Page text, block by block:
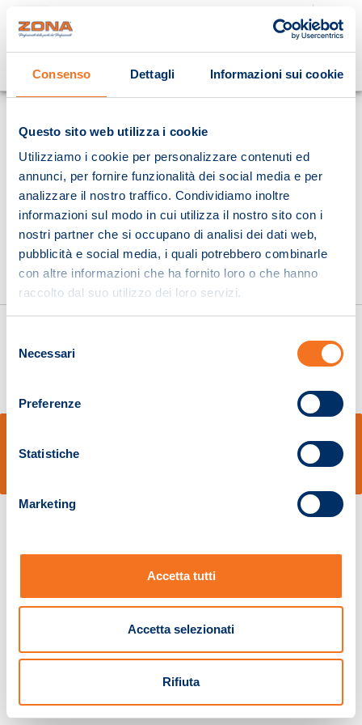
Consenso Dettagli Informazioni sui cookie
Questo sito web utilizza i cookie
Utilizziamo i cookie per personalizzare contenuti ed
annunci, per fornire funzionalità dei social media e per
analizzare il nostro traffico. Condividiamo inoltre
informazioni sul modo in cui utilizza il nostro sito con i
nostri partner che si occupano di analisi dei dati web,
pubblicità e social media, i quali potrebbero combinarle
con altre informazioni che ha fornito loro o che hanno
raccolto dal suo utilizzo dei loro servizi.
delNecessari
Preferenze
Statistiche
Marketing
Accetta tutti
Accetta selezionati
Rifiuta
Cosa stai cercando?
Pistoia 01680210505 – R.E.A. n.155974 - Cap.Soc. € 2.000.000,00 i.v. La
Società adotta il Codice Etico D.lgs. 231/01